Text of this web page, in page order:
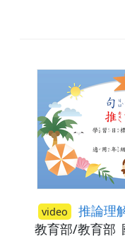
video 推論理
教育部/教育部